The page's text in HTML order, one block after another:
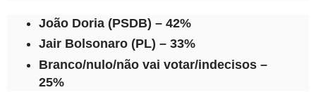
João Doria (PSDB) – 42%
Jair Bolsonaro (PL) – 33%
Branco/nulo/não vai votar/indecisos –
25%